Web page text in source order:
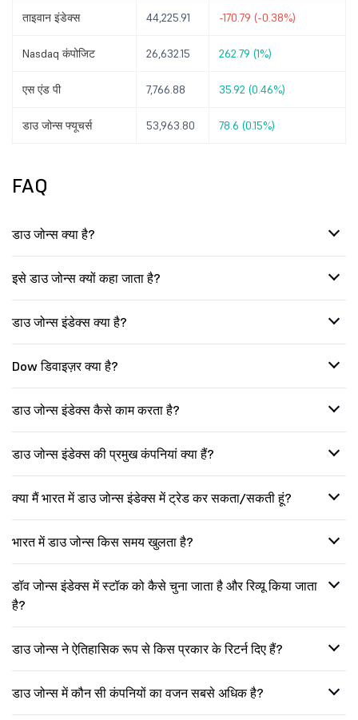
ताइवान इंडेक्स 44,225.91 -170.79 (-0.38%)
Nasdaq कंपोजिट 26,632.15 262.79 (1%)
एस एंड पी 7,766.88 35.92 (0.46%)
डाउ जोन्स फ्यूचर्स 53,963.80 78.6 (0.15%)
FAQ
डाउ जोन्स क्या है?
इसे डाउ जोन्स क्यों कहा जाता है?
डाउ जोन्स इंडेक्स क्या है?
Dow डिवाइज़र क्या है?
डाउ जोन्स इंडेक्स कैसे काम करता है?
डाउ जोन्स इंडेक्स की प्रमुख कंपनियां क्या हैं?
क्या मैं भारत में डाउ जोन्स इंडेक्स में ट्रेड कर सकता/सकती हूं?
भारत में डाउ जोन्स किस समय खुलता है?
डॉव जोन्स इंडेक्स में स्टॉक को कैसे चुना जाता है और रिव्यू किया जाता
है?
डाउ जोन्स ने ऐतिहासिक रूप से किस प्रकार के रिटर्न दिए हैं?
डाउ जोन्स में कौन सी कंपनियों का वजन सबसे अधिक है?